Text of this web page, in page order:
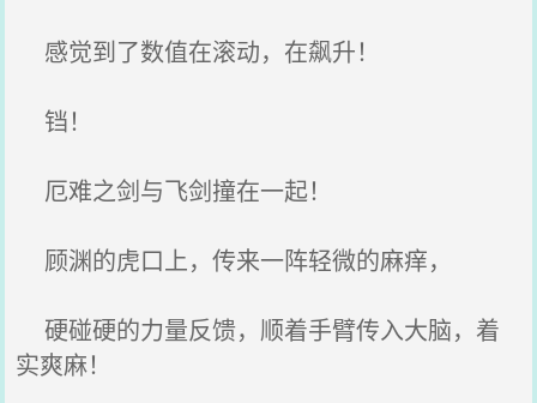
感觉到了数值在滚动，在飙升！
铛！
厄难之剑与飞剑撞在一起！
顾渊的虎口上，传来一阵轻微的麻痒，
硬碰硬的力量反馈，顺着手臂传入大脑，着
实爽麻！